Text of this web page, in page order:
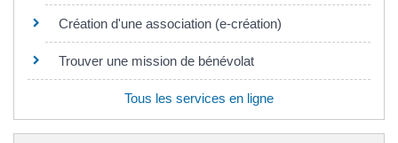
Création d'une association (e-création)
Trouver une mission de bénévolat
Tous les services en ligne